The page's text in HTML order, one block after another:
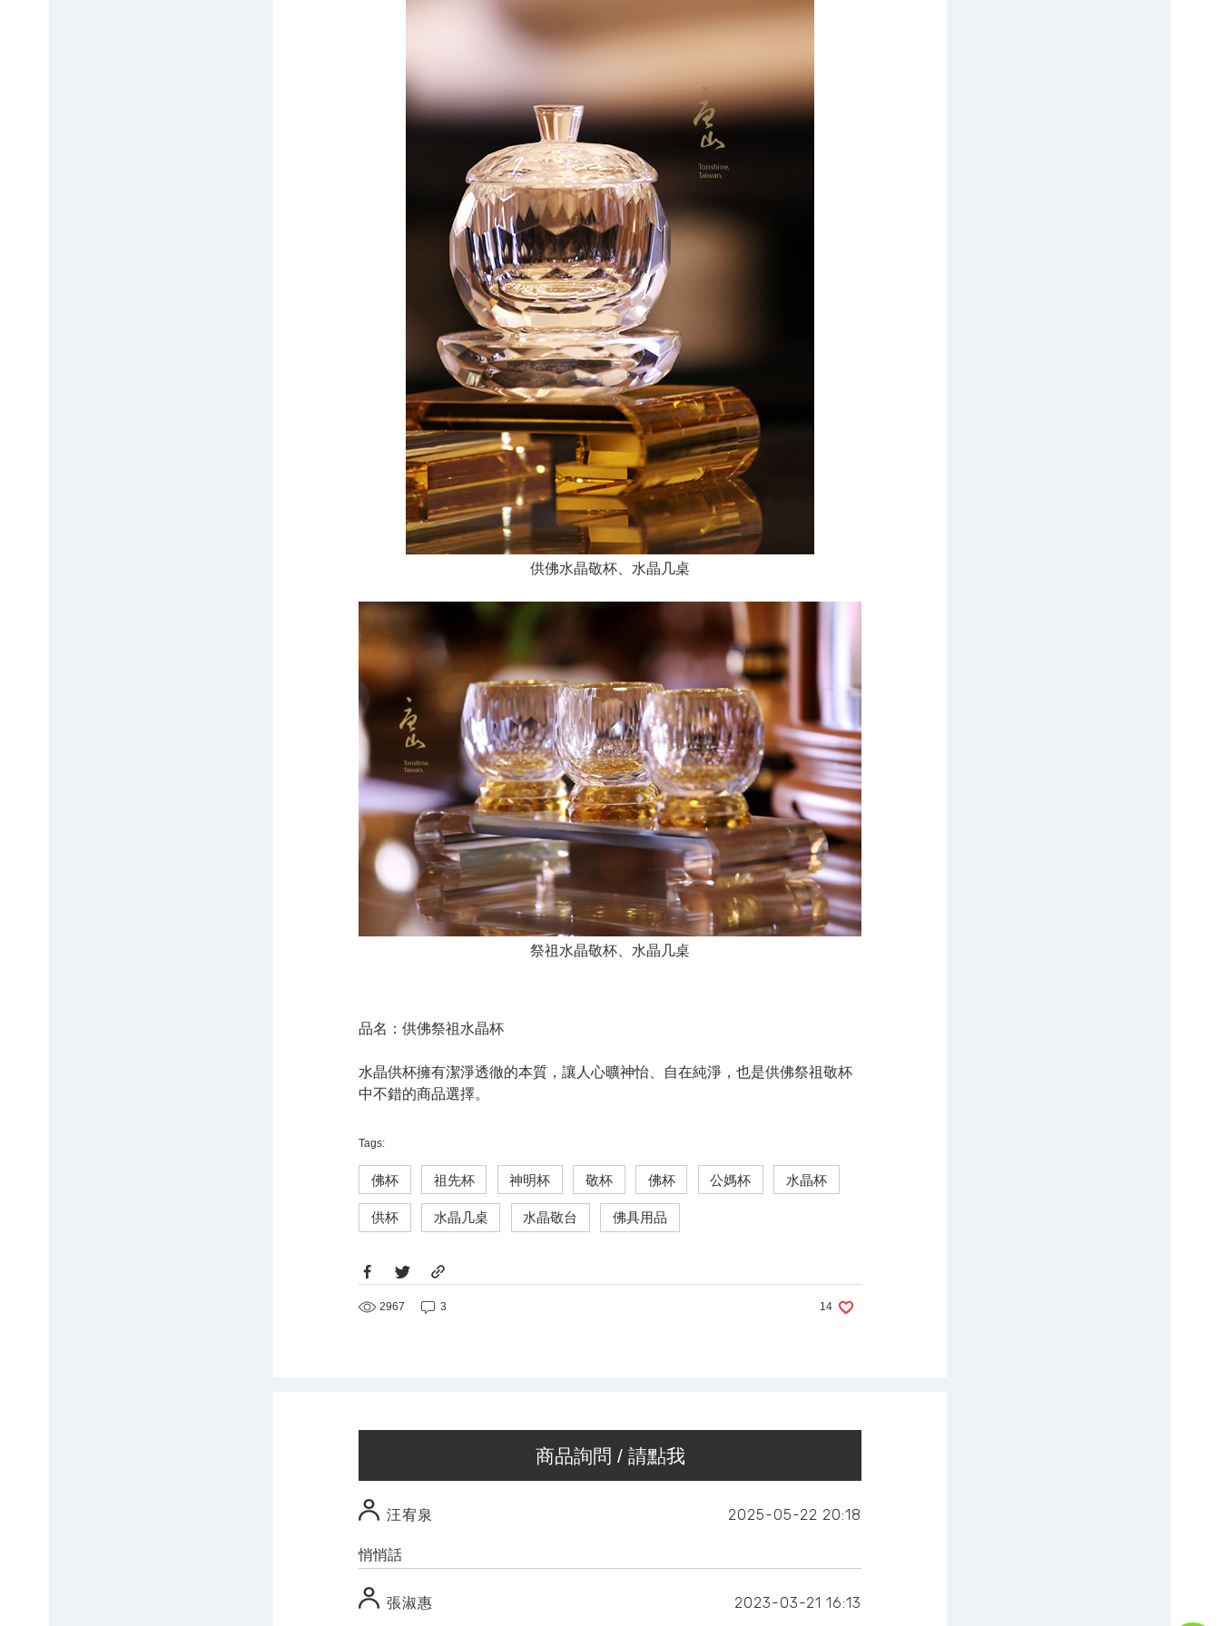
供佛水晶敬杯、水晶几桌
祭祖水晶敬杯、水晶几桌
品名：供佛祭祖水晶杯
水晶供杯擁有潔淨透徹的本質，讓人心曠神怡、自在純淨，也是供佛祭祖敬杯
中不錯的商品選擇。
Tags:
佛杯 祖先杯 神明杯 敬杯 佛杯 公媽杯 水晶杯
供杯 水晶几桌 水晶敬台 佛具用品
2967 3 14
商品詢問 / 請點我
汪宥泉 2025-05-22 20:18
悄悄話
張淑惠 2023-03-21 16:13